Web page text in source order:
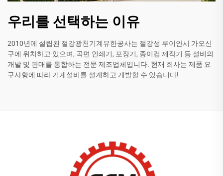
우리를 선택하는 이유
2010년에 설립된 절강광천기계유한공사는 절강성 루이안시 가오신
구에 위치하고 있으며, 곡면 인쇄기, 포장기, 종이컵 제작기 등 설비의
개발 및 판매를 통합하는 전문 제조업체입니다. 현재 회사는 제품 요
구사항에 따라 기계설비를 설계하고 개발할 수 있습니다!